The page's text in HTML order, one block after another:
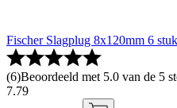
Fischer Slagplug 8x120mm 6
(6)Beoordeeld met 5.0 van de 5
7.79